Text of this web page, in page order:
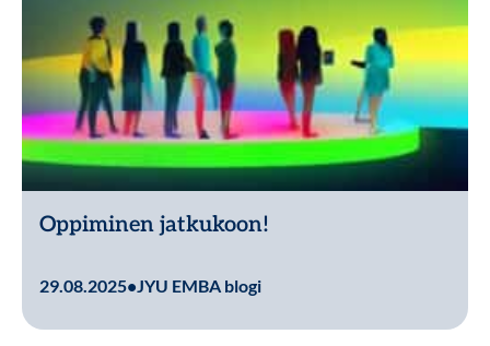
Oppiminen jatkukoon!
29.08.2025• JYU EMBA blogi